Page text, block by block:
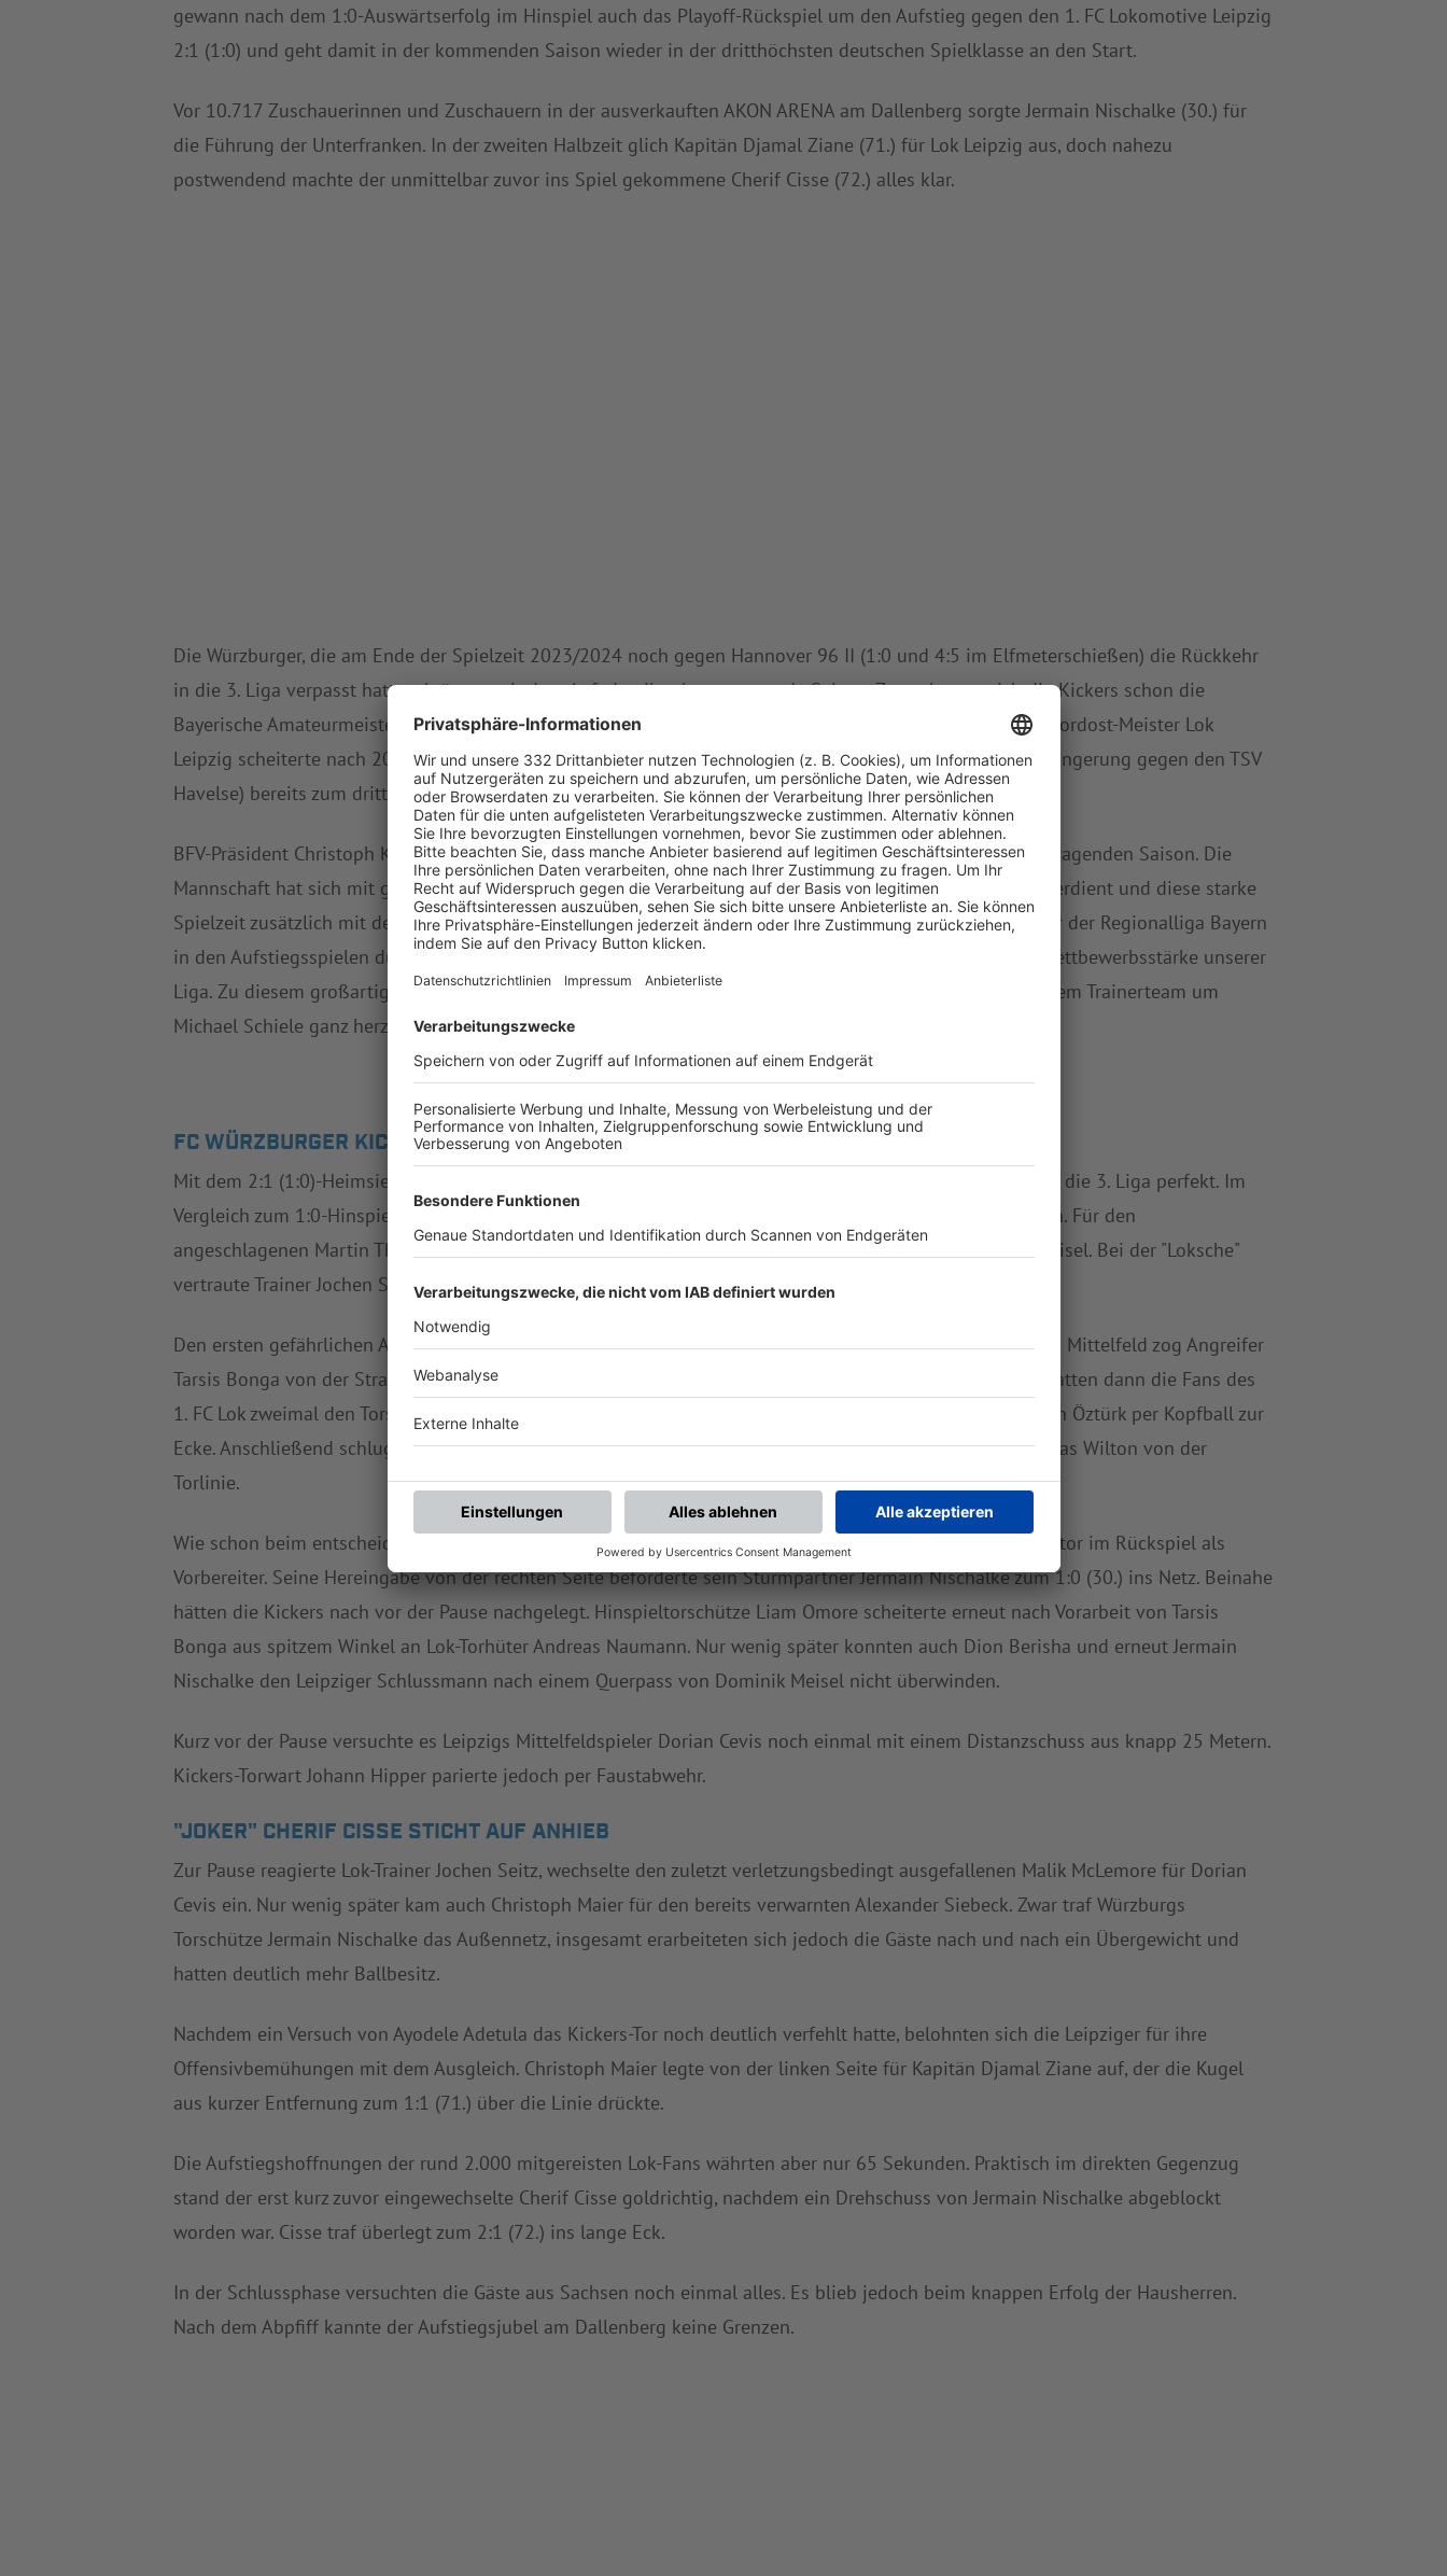
gewann nach dem 1:0-Auswärtserfolg im Hinspiel auch das Playoff-Rückspiel um den Aufstieg gegen den 1. FC Lokomotive Leipzig
2:1 (1:0) und geht damit in der kommenden Saison wieder in der dritthöchsten deutschen Spielklasse an den Start.
Vor 10.717 Zuschauerinnen und Zuschauern in der ausverkauften AKON ARENA am Dallenberg sorgte Jermain Nischalke (30.) für
die Führung der Unterfranken. In der zweiten Halbzeit glich Kapitän Djamal Ziane (71.) für Lok Leipzig aus, doch nahezu
postwendend machte der unmittelbar zuvor ins Spiel gekommene Cherif Cisse (72.) alles klar.
Die Würzburger, die am Ende der Spielzeit 2023/2024 noch gegen Hannover 96 II (1:0 und 4:5 im Elfmeterschießen) die Rückkehr
in die 3. Liga verpasst hatten, krönten mit dem Aufstieg ihre herausragende Saison. Zuvor hatten sich die Kickers schon die
Bayerische Amateurmeisterschaft in der Regionalliga Bayern und den Gewinn des Toto-Pokals gesichert. Nordost-Meister Lok
Leipzig scheiterte nach 2019/2020 (2:2 und 1:1 gegen den SC Verl) und 2024/2025 (1:1 und 0:3 nach Verlängerung gegen den TSV
Havelse) bereits zum dritten Mal in Folge in den Aufstiegsspielen.
BFV-Präsident Christoph Kern sagt: "Der Aufstieg der Würzburger Kickers ist der verdiente Lohn einer überragenden Saison. Die
Mannschaft hat sich mit großem Einsatz, Konstanz und Leidenschaft die Rückkehr in die 3. Liga absolut verdient und diese starke
Spielzeit zusätzlich mit dem Gewinn des Toto-Pokals gekrönt. Dass sich die Würzburger Kickers als Zweiter der Regionalliga Bayern
in den Aufstiegsspielen durchgesetzt haben, unterstreicht zugleich eindrucksvoll die hohe Qualität und Wettbewerbsstärke unserer
Liga. Zu diesem großartigen Erfolg gratuliere ich der gesamten Mannschaft, allen Mitarbeitenden sowie dem Trainerteam um
Michael Schiele ganz herzlich."
FC WÜRZBURGER KICKERS - 1. FC LOKOMOTIVE LEIPZIG 2:1 (1:0)
Mit dem 2:1 (1:0)-Heimsieg gegen den 1. FC Lok Leipzig machte der FC Würzburger Kickers den Aufstieg in die 3. Liga perfekt. Im
Vergleich zum 1:0-Hinspielsieg in Leipzig gab es bei den Kickers eine Umstellung in der Anfangsformation. Für den
angeschlagenen Martin Thomann, der deshalb zunächst nur auf der Bank Platz nahm, startete Dominik Meisel. Bei der "Loksche"
vertraute Trainer Jochen Seitz auf dieselbe Startelf wie beim ersten Aufeinandertreffen.
Den ersten gefährlichen Abschluss verzeichneten die Gastgeber. Nach einem Ballgewinn von Tim Kraus im Mittelfeld zog Angreifer
Tarsis Bonga von der Strafraumgrenze ab und verfehlte das Leipziger Tor nur knapp. Auf der Gegenseite hatten dann die Fans des
1. FC Lok zweimal den Torschrei schon auf den Lippen. Zuerst blockte Daniel Hägele einen Schuss von Eren Öztürk per Kopfball zur
Ecke. Anschließend schlug erneut der 37 Jahre alte Würzburger Abwehr-Routinier einen Abschluss von Lukas Wilton von der
Torlinie.
Wie schon beim entscheidenden Treffer im Hinspiel glänzte Tarsis Bonga auch beim Würzburger Führungstor im Rückspiel als
Vorbereiter. Seine Hereingabe von der rechten Seite beförderte sein Sturmpartner Jermain Nischalke zum 1:0 (30.) ins Netz. Beinahe
hätten die Kickers nach vor der Pause nachgelegt. Hinspieltorschütze Liam Omore scheiterte erneut nach Vorarbeit von Tarsis
Bonga aus spitzem Winkel an Lok-Torhüter Andreas Naumann. Nur wenig später konnten auch Dion Berisha und erneut Jermain
Nischalke den Leipziger Schlussmann nach einem Querpass von Dominik Meisel nicht überwinden.
Kurz vor der Pause versuchte es Leipzigs Mittelfeldspieler Dorian Cevis noch einmal mit einem Distanzschuss aus knapp 25 Metern.
Kickers-Torwart Johann Hipper parierte jedoch per Faustabwehr.
"JOKER" CHERIF CISSE STICHT AUF ANHIEB
Zur Pause reagierte Lok-Trainer Jochen Seitz, wechselte den zuletzt verletzungsbedingt ausgefallenen Malik McLemore für Dorian
Cevis ein. Nur wenig später kam auch Christoph Maier für den bereits verwarnten Alexander Siebeck. Zwar traf Würzburgs
Torschütze Jermain Nischalke das Außennetz, insgesamt erarbeiteten sich jedoch die Gäste nach und nach ein Übergewicht und
hatten deutlich mehr Ballbesitz.
Nachdem ein Versuch von Ayodele Adetula das Kickers-Tor noch deutlich verfehlt hatte, belohnten sich die Leipziger für ihre
Offensivbemühungen mit dem Ausgleich. Christoph Maier legte von der linken Seite für Kapitän Djamal Ziane auf, der die Kugel
aus kurzer Entfernung zum 1:1 (71.) über die Linie drückte.
Die Aufstiegshoffnungen der rund 2.000 mitgereisten Lok-Fans währten aber nur 65 Sekunden. Praktisch im direkten Gegenzug
stand der erst kurz zuvor eingewechselte Cherif Cisse goldrichtig, nachdem ein Drehschuss von Jermain Nischalke abgeblockt
worden war. Cisse traf überlegt zum 2:1 (72.) ins lange Eck.
In der Schlussphase versuchten die Gäste aus Sachsen noch einmal alles. Es blieb jedoch beim knappen Erfolg der Hausherren.
Nach dem Abpfiff kannte der Aufstiegsjubel am Dallenberg keine Grenzen.